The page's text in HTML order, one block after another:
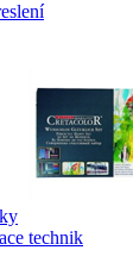
technik